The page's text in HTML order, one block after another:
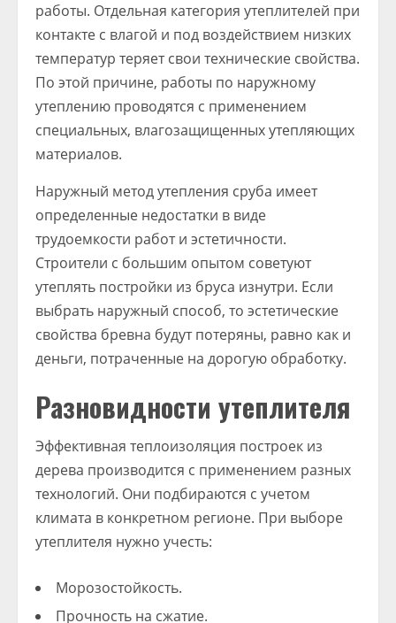
работы. Отдельная категория утеплителей при
контакте с влагой и под воздействием низких
температур теряет свои технические свойства.
По этой причине, работы по наружному
утеплению проводятся с применением
специальных, влагозащищенных утепляющих
материалов.
Наружный метод утепления сруба имеет
определенные недостатки в виде
трудоемкости работ и эстетичности.
Строители с большим опытом советуют
утеплять постройки из бруса изнутри. Если
выбрать наружный способ, то эстетические
свойства бревна будут потеряны, равно как и
деньги, потраченные на дорогую обработку.
Разновидности утеплителя
Эффективная теплоизоляция построек из
дерева производится с применением разных
технологий. Они подбираются с учетом
климата в конкретном регионе. При выборе
утеплителя нужно учесть:
Морозостойкость.
Прочность на сжатие.